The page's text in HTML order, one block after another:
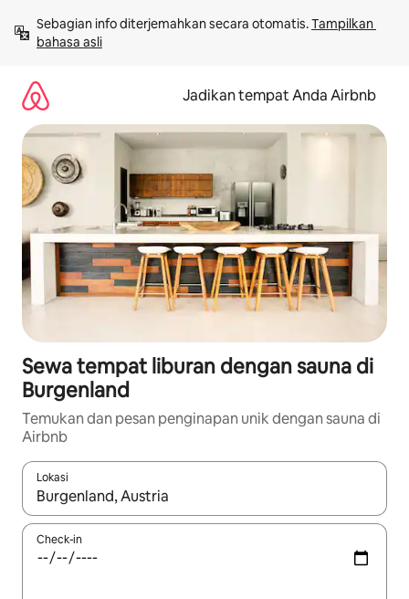
langsung
lihat
Sebagian info diterjemahkan secara otomatis. Tampilkan
bahasa asli
Jadikan tempat Anda Airbnb
Sewa tempat liburan dengan sauna di
Burgenland
Temukan dan pesan penginapan unik dengan sauna di
Airbnb
Lokasi
Jika hasil yang dicari tersedia, telusuri dengan tombol panah
Check-in